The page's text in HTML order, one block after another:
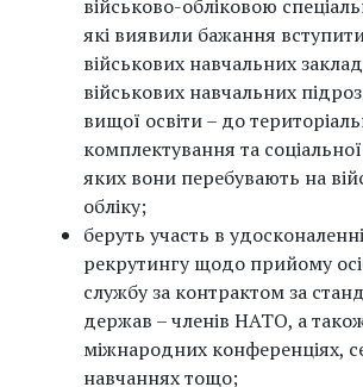
військово-обліковою
які виявили бажання
військових навчальних
військових навчальних
вищої освіти – до
комплектування та
яких вони перебувають на
обліку;
беруть участь в
рекрутингу щодо прийому
службу за контрактом за
держав – членів НАТО, а
міжнародних конференціях,
навчаннях тощо;